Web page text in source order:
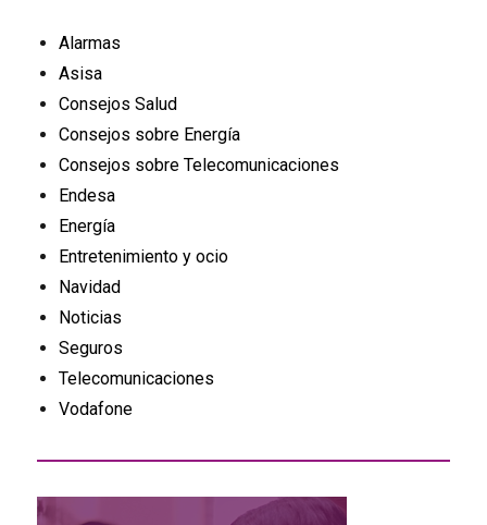
Alarmas
Asisa
Consejos Salud
Consejos sobre Energía
Consejos sobre Telecomunicaciones
Endesa
Energía
Entretenimiento y ocio
Navidad
Noticias
Seguros
Telecomunicaciones
Vodafone